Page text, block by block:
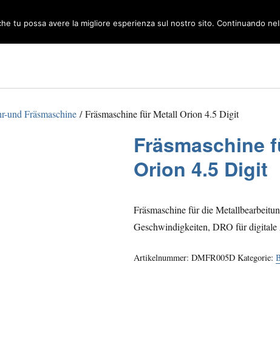
und Fräsmaschine / Fräsmaschine für Metall Orion 4.5 Digit
Fräsmaschine
Orion 4.5 Digit
Fräsmaschine für die
Geschwindigkeiten, DRO für
Artikelnummer:DMFR005D Kategorie:
tu possa avere la migliore esperienza sul nostro sito. Continuando